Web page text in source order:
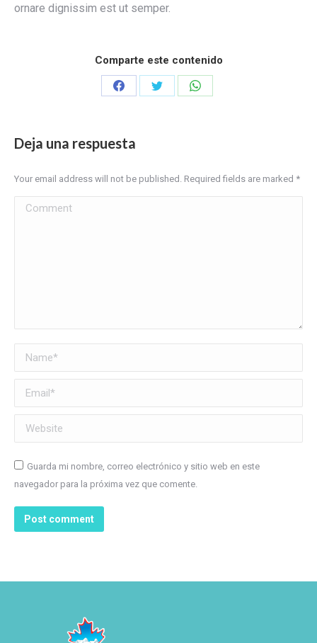
ornare dignissim est ut semper.
Comparte este contenido
Share
Facebook
Share
Share
Deja una respuesta
Your email address will not be published. Required fields are marked *
Comment
Name *
Email *
Website
Guarda mi nombre, correo electrónico y sitio web en este
navegador para la próxima vez que comente.
Post comment